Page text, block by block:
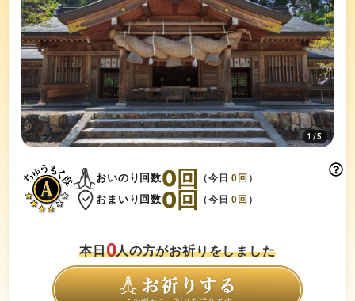
1/5
おいのり回数0回 （今日0回 ）
おまいり回数0回 （今日0回 ）
本日0人の方がお祈りをしました